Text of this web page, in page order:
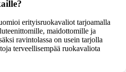
erityisruokavaliot tarjoamalla
maidottomille ja
ravintolassa on usein tarjolla
terveellisempää ruokavaliota